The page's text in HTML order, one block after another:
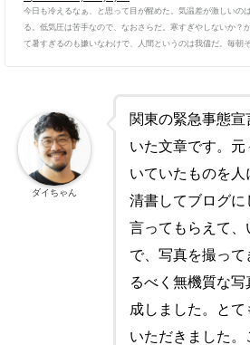
今日も冷えるなぁ、と思って目が醒めた。気温差が激しいの
る。低気圧は苦手なので、なおさらだ。寒すぎやしないか？
て暑すぎるのも嫌いなわけで、人間というのは我儘だ。毎朝
「今日一日、こう暮らそうと思います」というようなことを
いる...
関東の緊急事態
いた文章です。
いていたものを
清書してブログに
言ってもらえて、
で、写真を撮っ
るべく無機質な
成しました。と
いただきました
ダイちゃん